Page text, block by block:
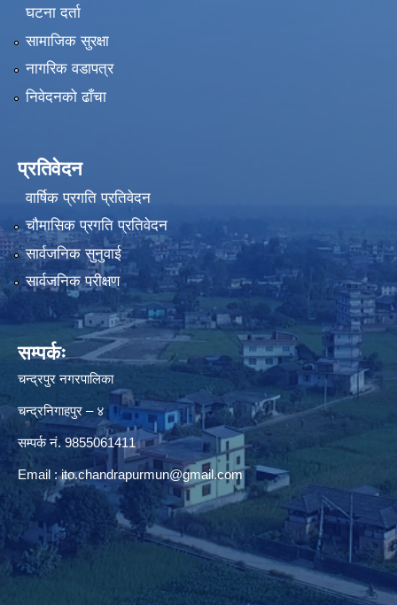
घटना दर्ता
सामाजिक सुरक्षा
नागरिक वडापत्र
निवेदनको ढाँचा
प्रतिवेदन
वार्षिक प्रगति प्रतिवेदन
चौमासिक प्रगति प्रतिवेदन
सार्वजनिक सुनुवाई
सार्वजनिक परीक्षण
सम्पर्कः
चन्द्रपुर नगरपालिका
चन्द्रनिगाहपुर – ४
सम्पर्क नं. 9855061411
Email :ito.chandrapurmun@gmail.com